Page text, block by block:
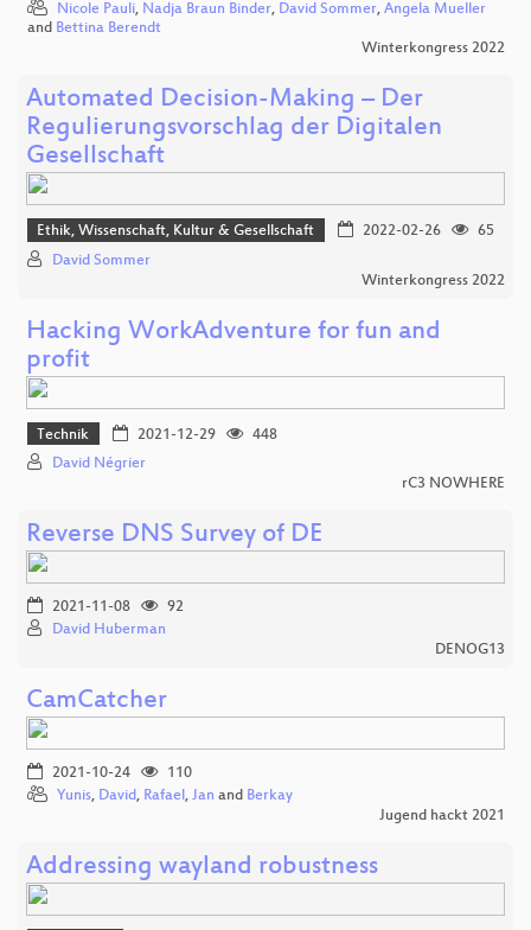
Nicole Pauli, Nadja Braun Binder, David Sommer, Angela Mueller
and Bettina Berendt
Winterkongress 2022
Automated Decision-Making – Der
Regulierungsvorschlag der Digitalen
Gesellschaft
Ethik, Wissenschaft, Kultur & Gesellschaft 2022-02-26
65
David Sommer
Winterkongress 2022
Hacking WorkAdventure for fun and
profit
Technik 2021-12-29
448
David Négrier
rC3 NOWHERE
Reverse DNS Survey of DE
2021-11-08
92
David Huberman
DENOG13
CamCatcher
2021-10-24
110
Yunis, David, Rafael, Jan and Berkay
Jugend hackt 2021
Addressing wayland robustness